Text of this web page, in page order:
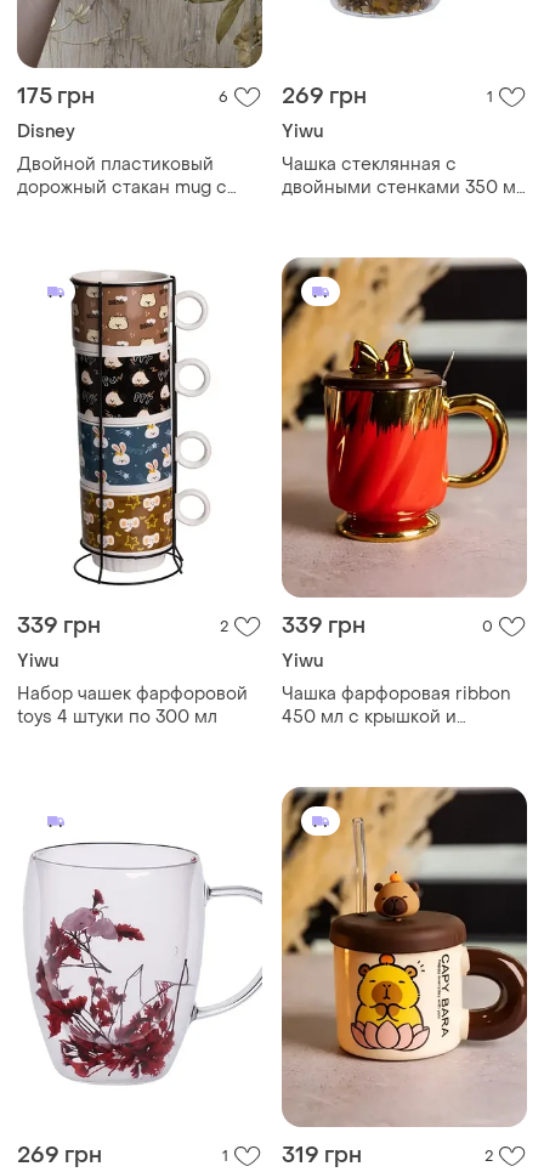
175 грн 6
Disney
Двойной пластиковый
дорожный стакан mug с
269 грн 1
Yiwu
Чашка стеклянная с
двойными стенками 350 мл
339 грн 2
Yiwu
Набор чашек фарфоровой
toys 4 штуки по 300 мл
339 грн 0
Yiwu
Чашка фарфоровая ribbon
450 мл с крышкой и
269 грн 1 319 грн 2